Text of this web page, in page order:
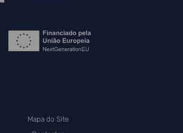
Mapa do Site